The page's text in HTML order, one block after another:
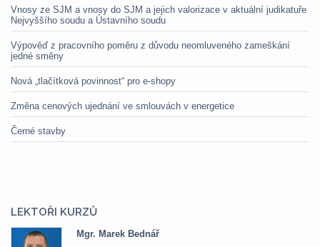
Vnosy ze SJM a vnosy do SJM a jejich valorizace v aktuální judikatuře
Nejvyššího soudu a Ústavního soudu
Výpověď z pracovního poměru z důvodu neomluveného zameškání
jedné směny
Nová „tlačítková povinnost“ pro e-shopy
Změna cenových ujednání ve smlouvách v energetice
Černé stavby
LEKTOŘI KURZŮ
Mgr. Marek Bednář